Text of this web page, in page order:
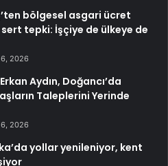
bölgesel asgari ücret
sert tepki: İşçiye de ülkeye de
2026
Aydın, Doğancı’da
Taleplerini Yerinde
2026
yollar yenileniyor, kent